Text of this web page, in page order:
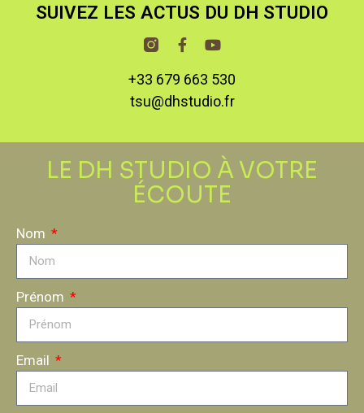
SUIVEZ LES ACTUS DU DH STUDIO
+33 679 663 530
tsu@dhstudio.fr
LE DH STUDIO À VOTRE
ÉCOUTE
Nom
Prénom
Email